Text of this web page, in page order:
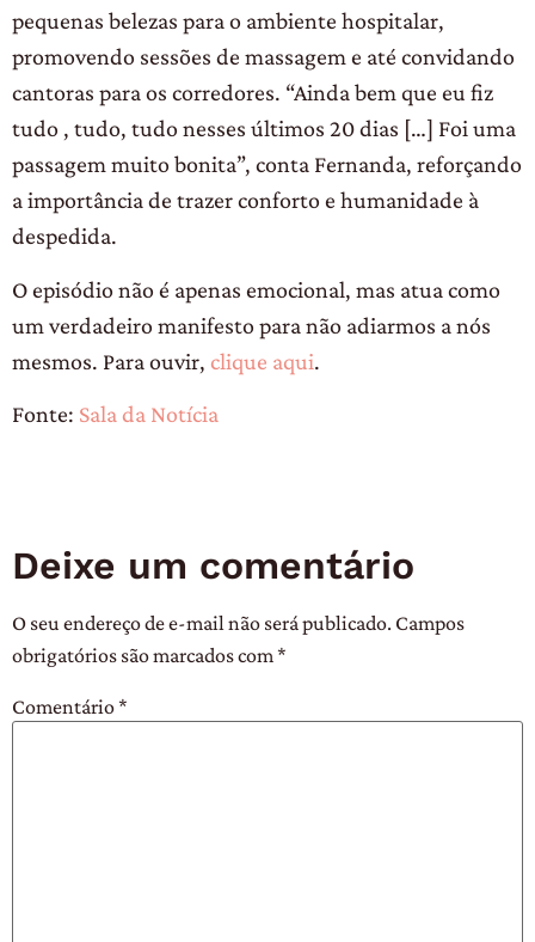
pequenas belezas para o ambiente hospitalar,
promovendo sessões de massagem e até convidando
cantoras para os corredores. “Ainda bem que eu fiz
tudo , tudo, tudo nesses últimos 20 dias […] Foi uma
passagem muito bonita”, conta Fernanda, reforçando
a importância de trazer conforto e humanidade à
despedida.
O episódio não é apenas emocional, mas atua como
um verdadeiro manifesto para não adiarmos a nós
mesmos. Para ouvir, clique aqui.
Fonte: Sala da Notícia
Deixe um comentário
O seu endereço de e-mail não será publicado. Campos
obrigatórios são marcados com *
Comentário*